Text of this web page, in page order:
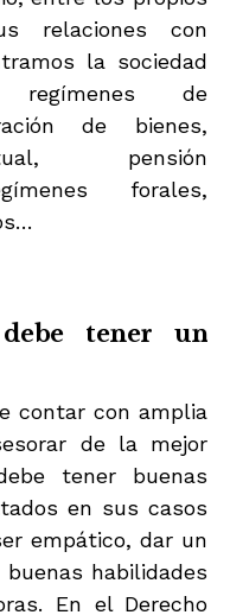
relaciones con
la sociedad
regímenes de
de bienes,
pensión
forales,
debe tener un
contar con amplia
de la mejor
tener buenas
en sus casos
empático, dar un
habilidades
En el Derecho